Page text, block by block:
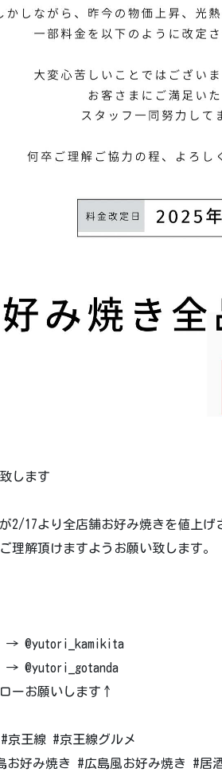
します
2/17より全店舗お好み焼きを値上
理解頂けますようお願い致します。
→ @yutori_kamikita
→ @yutori_gotanda
ーお願いします↑
京王線 #京王線グルメ
お好み焼き #広島風お好み焼き #居